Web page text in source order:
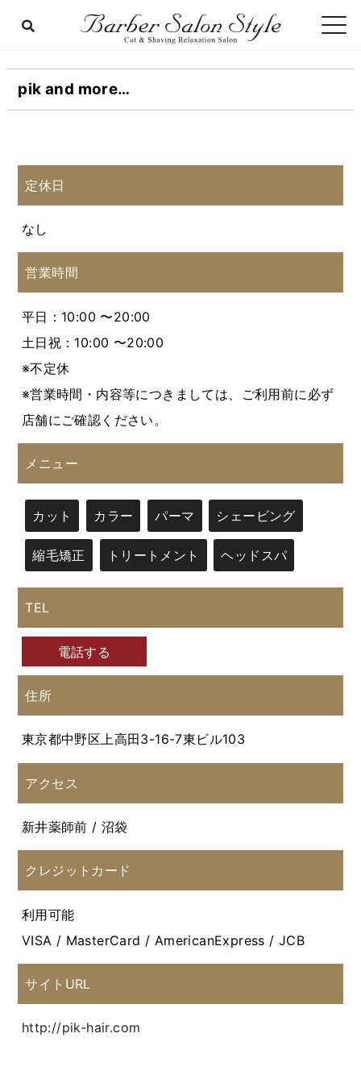
pik and more…
定休日
なし
営業時間
平日：10:00 〜20:00
土日祝：10:00 〜20:00
※不定休
※営業時間・内容等につきましては、ご利用前に必ず
店舗にご確認ください。
メニュー
カット カラー パーマ シェービング
縮毛矯正 トリートメント ヘッドスパ
TEL
電話する
住所
東京都中野区上高田3-16-7東ビル103
アクセス
新井薬師前 / 沼袋
クレジットカード
利用可能
VISA / MasterCard / AmericanExpress / JCB
サイトURL
http://pik-hair.com